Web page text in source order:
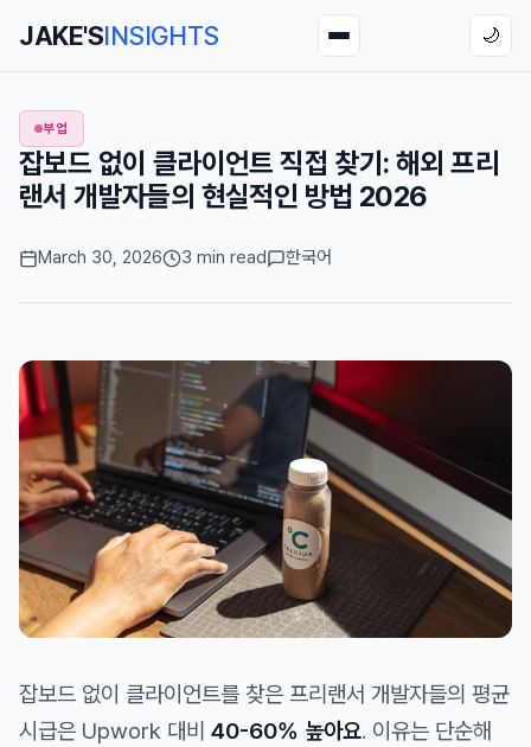
JAKE'SINSIGHTS 🌙
부업
잡보드 없이 클라이언트 직접 찾기: 해외 프리
랜서 개발자들의 현실적인 방법 2026
March 30, 2026 3 min read 한국어
잡보드 없이 클라이언트를 찾은 프리랜서 개발자들의 평균
시급은 Upwork 대비 40-60% 높아요. 이유는 단순해